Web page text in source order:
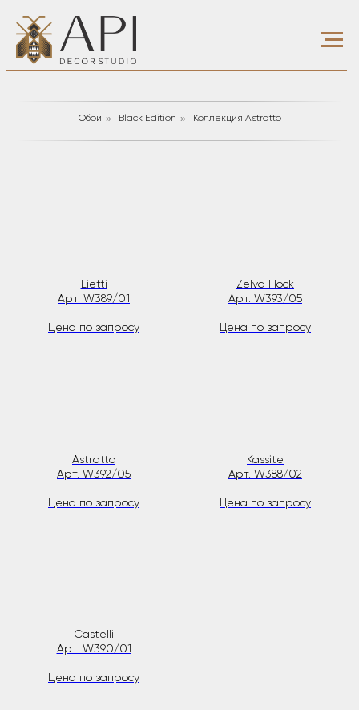
Обои » Black Edition » Коллекция Astratto
Lietti
Арт. W389/01
Цена по запросу
Zelva Flock
Арт. W393/05
Цена по запросу
Astratto
Арт. W392/05
Цена по запросу
Kassite
Арт. W388/02
Цена по запросу
Castelli
Арт. W390/01
Цена по запросу